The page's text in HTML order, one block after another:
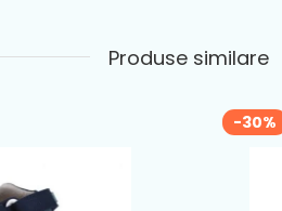
Produse similare
-30%